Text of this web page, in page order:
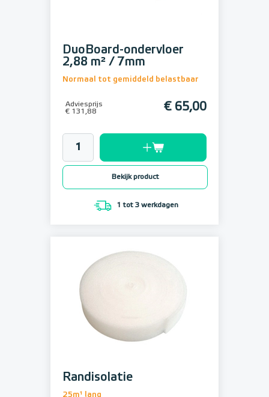
DuoBoard-ondervloer
2,88 m² / 7mm
Normaal tot gemiddeld belastbaar
Adviesprijs
€ 131,88
€ 65,00
Bekijk product
1 tot 3 werkdagen
Randisolatie
25m¹ lang